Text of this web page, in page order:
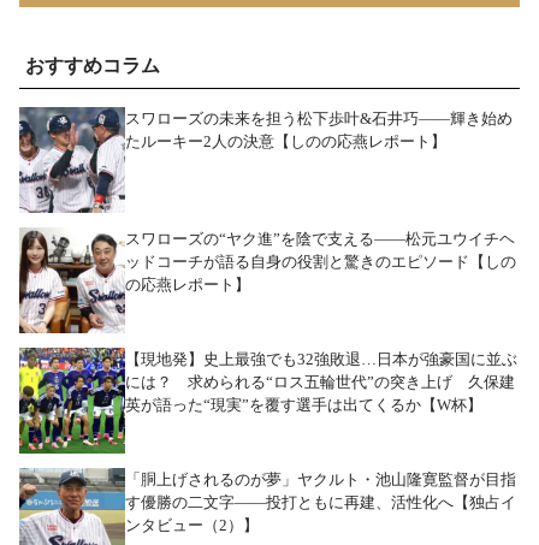
おすすめコラム
スワローズの未来を担う松下歩叶&石井巧――輝き始め
たルーキー2人の決意【しのの応燕レポート】
スワローズの“ヤク進”を陰で支える――松元ユウイチヘ
ッドコーチが語る自身の役割と驚きのエピソード【しの
の応燕レポート】
【現地発】史上最強でも32強敗退…日本が強豪国に並ぶ
には？ 求められる“ロス五輪世代”の突き上げ 久保建
英が語った“現実”を覆す選手は出てくるか【W杯】
「胴上げされるのが夢」ヤクルト・池山隆寛監督が目指
す優勝の二文字――投打ともに再建、活性化へ【独占イ
ンタビュー（2）】